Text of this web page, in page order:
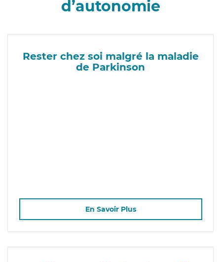
d’autonomie
Rester chez soi malgré la maladie
de Parkinson
En Savoir Plus